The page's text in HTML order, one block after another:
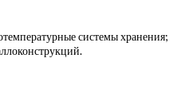
системы хранения;